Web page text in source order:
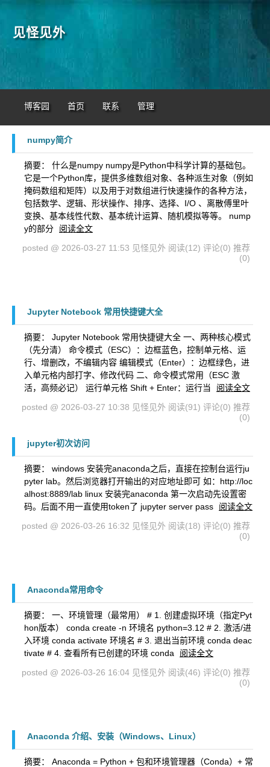
见怪见外
博客园 首页 联系 管理
numpy简介
摘要： 什么是numpy numpy是Python中科学计算的基础包。
它是一个Python库，提供多维数组对象、各种派生对象（例如
掩码数组和矩阵）以及用于对数组进行快速操作的各种方法，
包括数学、逻辑、形状操作、排序、选择、I/O 、离散傅里叶
变换、基本线性代数、基本统计运算、随机模拟等等。 nump
y的部分
阅读全文
posted @ 2026-03-27 11:53 见怪见外 阅读(12) 评论(0) 推荐
(0)
Jupyter Notebook 常用快捷键大全
摘要： Jupyter Notebook 常用快捷键大全 一、两种核心模式
（先分清） 命令模式（ESC）：边框蓝色，控制单元格、运
行、增删改，不编辑内容 编辑模式（Enter）：边框绿色，进
入单元格内部打字、修改代码 二、命令模式常用（ESC 激
活，高频必记） 运行单元格 Shift + Enter：运行当
阅读全文
posted @ 2026-03-27 10:38 见怪见外 阅读(91) 评论(0) 推荐
(0)
jupyter初次访问
摘要： windows 安装完anaconda之后，直接在控制台运行ju
pyter lab。然后浏览器打开输出的对应地址即可 如：http://loc
alhost:8889/lab linux 安装完anaconda 第一次启动先设置密
码。后面不用一直使用token了 jupyter server pass
阅读全文
posted @ 2026-03-26 16:32 见怪见外 阅读(18) 评论(0) 推荐
(0)
Anaconda常用命令
摘要： 一、环境管理（最常用） # 1. 创建虚拟环境（指定Pyt
hon版本） conda create -n 环境名 python=3.12 # 2. 激活/进
入环境 conda activate 环境名 # 3. 退出当前环境 conda deac
tivate # 4. 查看所有已创建的环境 conda
阅读全文
posted @ 2026-03-26 16:04 见怪见外 阅读(46) 评论(0) 推荐
(0)
Anaconda 介绍、安装（Windows、Linux）
摘要： Anaconda = Python + 包和环境管理器（Conda）+ 常